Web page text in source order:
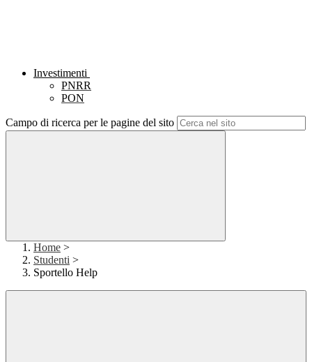
Investimenti
PNRR
PON
Campo di ricerca per le pagine del sito
Home >
Studenti >
Sportello Help